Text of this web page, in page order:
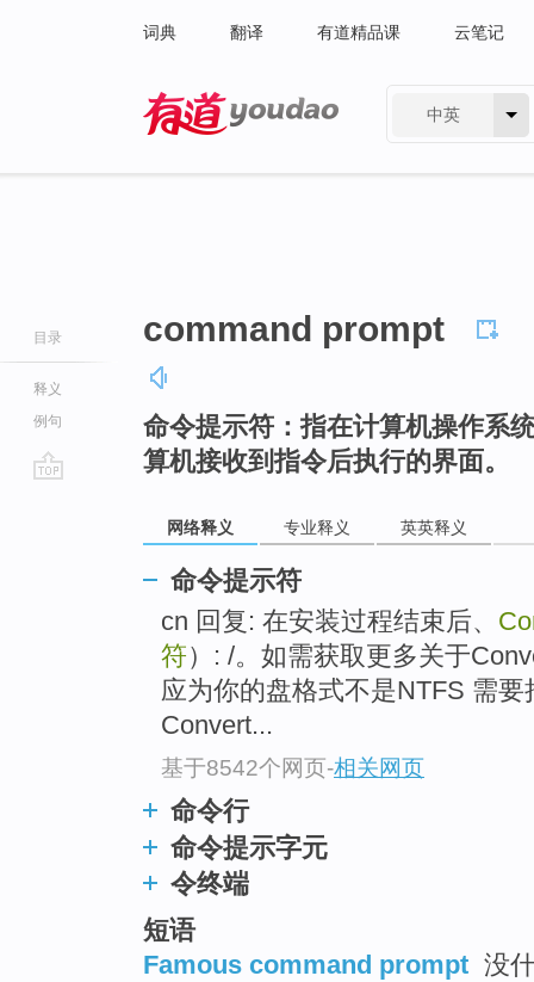
词典 翻译 有道精品课 云笔记
中英
目录
释义
例句
command prompt
命令提示符：指在计算机操作系
算机接收到指令后执行的界面。
网络释义 专业释义 英英释义
命令提示符
cn 回复: 在安装过程结束后、
符）: /。如需获取更多关于
应为你的盘格式不是NTFS 需
Convert...
基于8542个网页-相关网页
命令行
命令提示字元
令终端
短语
Famous command prompt 没